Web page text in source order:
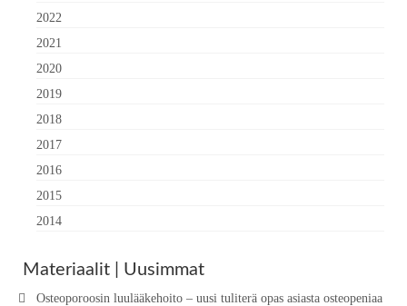
2022
2021
2020
2019
2018
2017
2016
2015
2014
Materiaalit | Uusimmat
Osteoporoosin luulääkehoito – uusi tuliterä opas asiasta osteopeniaa